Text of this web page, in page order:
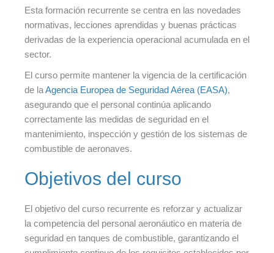
Esta formación recurrente se centra en las novedades
normativas, lecciones aprendidas y buenas prácticas
derivadas de la experiencia operacional acumulada en el
sector.
El curso permite mantener la vigencia de la certificación
de laAgencia Europea de Seguridad Aérea (EASA),
asegurando que el personal continúa aplicando
correctamente las medidas de seguridad en el
mantenimiento, inspección y gestión de los sistemas de
combustible de aeronaves.
Objetivos del curso
El objetivo del curso recurrente es reforzar y actualizar
la competencia del personal aeronáutico en materia de
seguridad en tanques de combustible, garantizando el